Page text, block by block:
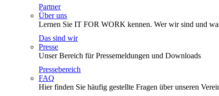
Partner
Über uns
Lernen Sie IT FOR WORK kennen. Wer wir sind und
Das sind wir
Presse
Unser Bereich für Pressemeldungen und Downloads
Pressebereich
FAQ
Hier finden Sie häufig gestellte Fragen über unseren